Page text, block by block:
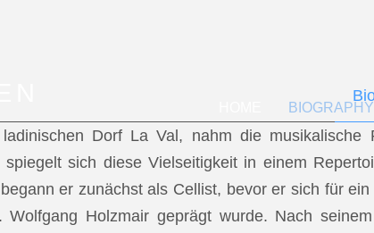
BIOGRAPHY
Dorf La Val, nahm die
sich diese Vielseitigkeit in einem
er zunächst als Cellist, bevor er sich für
Wolfgang Holzmair geprägt wurde. Nach